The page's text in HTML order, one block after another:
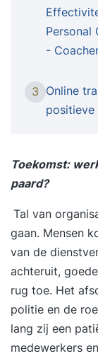
persoonlijke
5-daagse
en
RUST,
en kwaliteit
je wilt, als
zoekt, dan
werkelijke
op wat je
krijgen wat
wat
en
manier vorm
en vrij te
is ontwikkeld
jaren
Personal
-
3 Online
Toekomst:
paard?
Tal van
gaan. Mensen
van de
achteruit,
rug toe. Het
politie en de
lang zij een
medewerkers